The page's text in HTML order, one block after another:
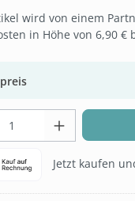
wird von einem
in Höhe von 6,90 €
Anzahl:
Jetzt kaufen